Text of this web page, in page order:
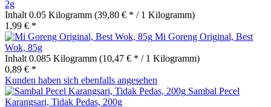
2g
Inhalt 0.05 Kilogramm (39,80 € * / 1 Kilogramm)
1,99 € *
Mi Goreng Original, Best
Wok, 85g
Inhalt 0.085 Kilogramm (10,47 € * / 1 Kilogramm)
0,89 € *
Kunden haben sich ebenfalls angesehen
Sambal Pecel
Karangsari, Tidak Pedas, 200g